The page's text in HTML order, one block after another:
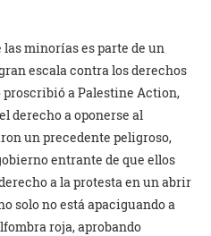
minorías es parte de un
escala contra los derechos
proscribió a Palestine Action,
derecho a oponerse al
un precedente peligroso,
entrante de que ellos
a la protesta en un abrir
solo no está apaciguando a
roja, aprobando